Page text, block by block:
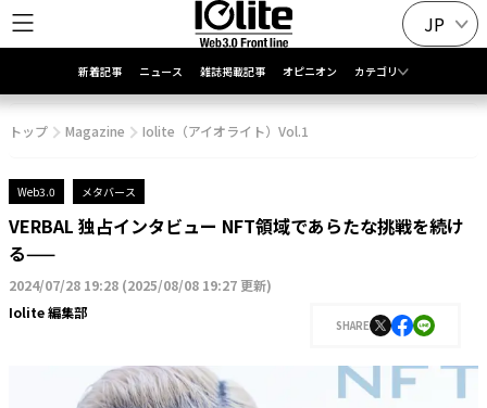
JP
新着記事 ニュース 雑誌掲載記事 オピニオン カテゴリ
トップ Magazine Iolite（アイオライト）Vol.1
Web3.0 メタバース
VERBAL 独占インタビュー NFT領域であらたな挑戦を続け
る——
2024/07/28 19:28 (2025/08/08 19:27 更新)
Iolite 編集部
SHARE